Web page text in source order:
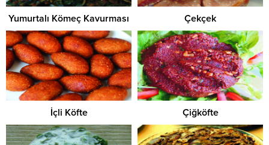
Yumurtalı Kömeç Kavurması Çekçek
İçli Köfte Çiğköfte